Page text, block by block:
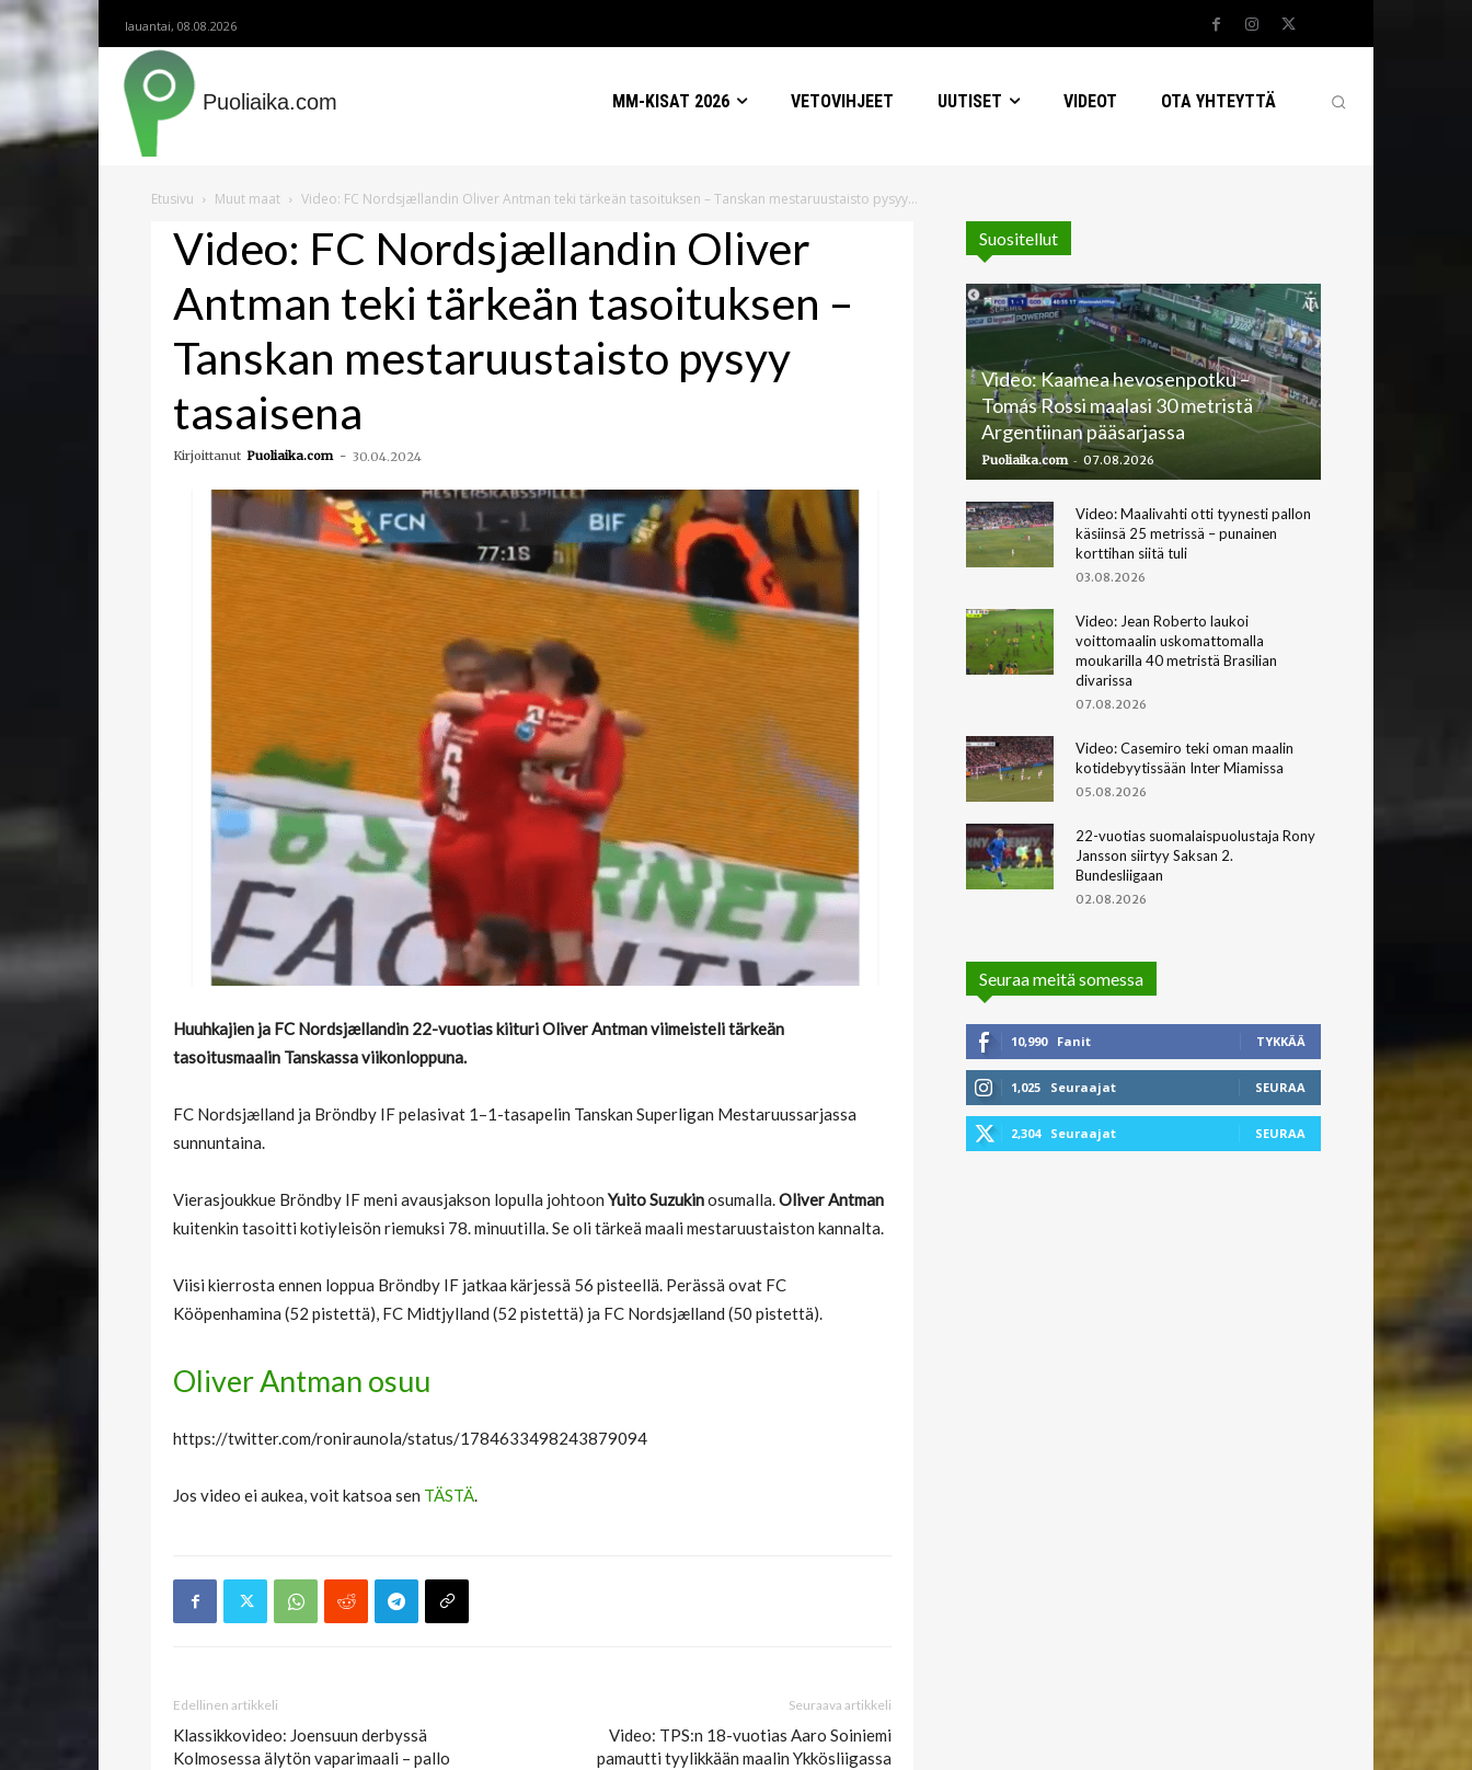
lauantai, 08.08.2026
Puoliaika.com MM-KISAT 2026 VETOVIHJEET UUTISET VIDEOT OTA YHTEYTTÄ
Etusivu Muut maat Video: FC Nordsjællandin Oliver Antman teki tärkeän tasoituksen – Tanskan mestaruustaisto pysyy...
Video: FC Nordsjællandin Oliver
Antman teki tärkeän tasoituksen –
Tanskan mestaruustaisto pysyy
tasaisena
Kirjoittanut Puoliaika.com - 30.04.2024
Huuhkajien ja FC Nordsjællandin 22-vuotias kiituri Oliver Antman viimeisteli tärkeän
tasoitusmaalin Tanskassa viikonloppuna.
FC Nordsjælland ja Bröndby IF pelasivat 1–1-tasapelin Tanskan Superligan Mestaruussarjassa
sunnuntaina.
Vierasjoukkue Bröndby IF meni avausjakson lopulla johtoonYuito Suzukinosumalla.Oliver Antman
kuitenkin tasoitti kotiyleisön riemuksi 78. minuutilla. Se oli tärkeä maali mestaruustaiston kannalta.
Viisi kierrosta ennen loppua Bröndby IF jatkaa kärjessä 56 pisteellä. Perässä ovat FC
Kööpenhamina (52 pistettä), FC Midtjylland (52 pistettä) ja FC Nordsjælland (50 pistettä).
Oliver Antman osuu
https://twitter.com/roniraunola/status/1784633498243879094
Jos video ei aukea, voit katsoa sen TÄSTÄ.
Edellinen artikkeli
Klassikkovideo: Joensuun derbyssä
Kolmosessa älytön vaparimaali – pallo
Seuraava artikkeli
Video: TPS:n 18-vuotias Aaro Soiniemi
pamautti tyylikkään maalin Ykkösliigassa
Suositellut
Video: Kaamea hevosenpotku –
Tomás Rossi maalasi 30 metristä
Argentiinan pääsarjassa
Puoliaika.com - 07.08.2026
Video: Maalivahti otti tyynesti pallon
käsiinsä 25 metrissä – punainen
korttihan siitä tuli
03.08.2026
Video: Jean Roberto laukoi
voittomaalin uskomattomalla
moukarilla 40 metristä Brasilian
divarissa
07.08.2026
Video: Casemiro teki oman maalin
kotidebyytissään Inter Miamissa
05.08.2026
22-vuotias suomalaispuolustaja Rony
Jansson siirtyy Saksan 2.
Bundesliigaan
02.08.2026
Seuraa meitä somessa
10,990 Fanit TYKKÄÄ
1,025 Seuraajat SEURAA
2,304 Seuraajat SEURAA